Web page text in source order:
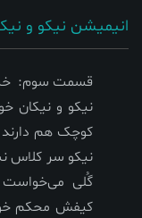
انیمیشن نیکو و
قسمت سوم:
نیکو و نیکان
کوچک هم
نیکو سر کلاس
گُلی می‌خواست
کیفش محکم